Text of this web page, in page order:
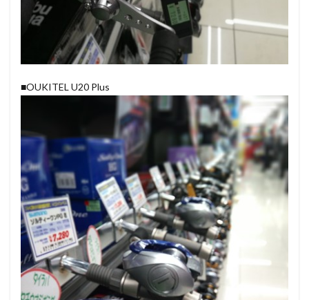
■OUKITEL U20 Plus